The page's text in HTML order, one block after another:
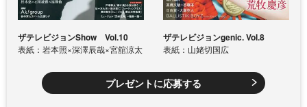
ザテレビジョンShow Vol.10
表紙：岩本照×深澤辰哉×宮舘涼太
ザテレビジョンgenic. Vol.8
表紙：山姥切国広
プレゼントに応募する